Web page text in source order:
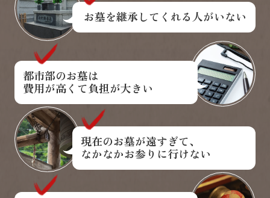
お墓を継承してくれる人がいない
都市部のお墓は
費用が高くて負担が大きい
現在のお墓が遠すぎて、
なかなかお参りに行けない